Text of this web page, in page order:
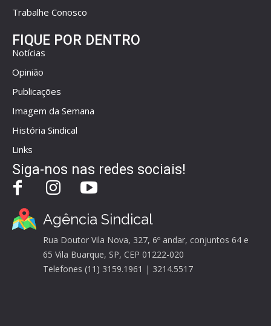
Trabalhe Conosco
FIQUE POR DENTRO
Notícias
Opinião
Publicações
Imagem da Semana
História Sindical
Links
Siga-nos nas redes sociais!
Agência Sindical
Rua Doutor Vila Nova, 327, 6º andar, conjuntos 64 e
65 Vila Buarque, SP, CEP 01222-020
Telefones (11) 3159.1961 | 3214.5517